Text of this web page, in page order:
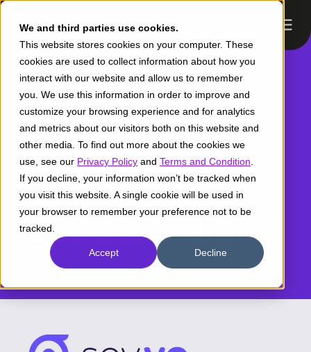
We and third parties use cookies.
This website stores cookies on your computer. These
cookies are used to collect information about how you
interact with our website and allow us to remember
you. We use this information in order to improve and
customize your browsing experience and for analytics
and metrics about our visitors both on this website and
other media. To find out more about the cookies we
use, see our Privacy Policy and Terms and Condition
If you decline, your information won’t be tracked when
you visit this website. A single cookie will be used in
your browser to remember your preference not to be
tracked.
Accept Decline
SoyYo,el
ecosistema que
gestiona tu
identidad digital